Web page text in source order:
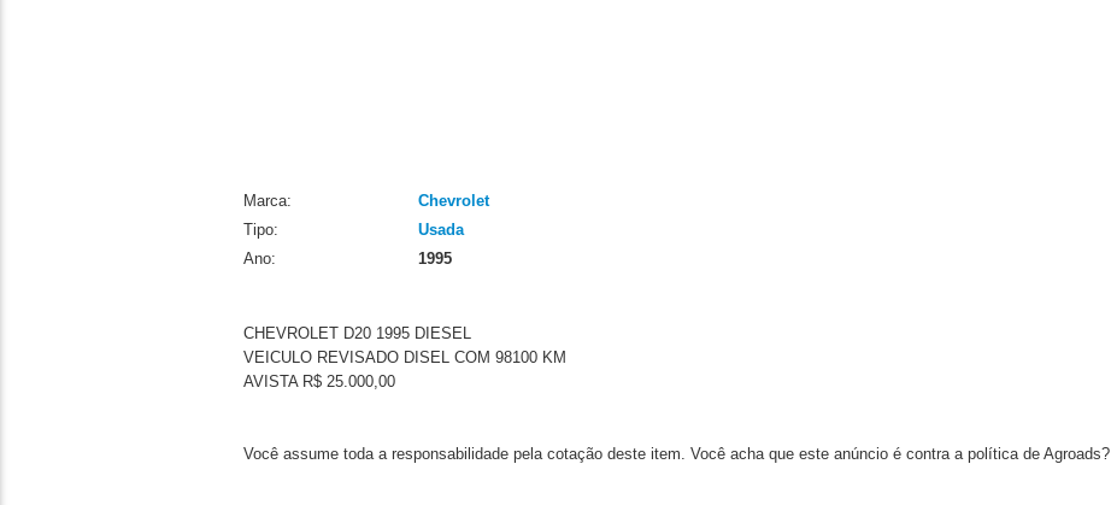
Marca:
Chevrolet
Tipo:
Usada
Ano:
1995
CHEVROLET D20 1995 DIESEL
VEICULO REVISADO DISEL COM 98100 KM
AVISTA R$ 25.000,00
Você assume toda a responsabilidade pela cotação deste item. Você acha que este anúncio é contra a política de Agroads?